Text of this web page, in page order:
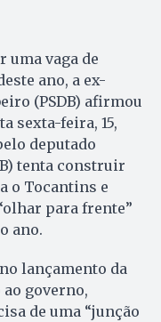
uma vaga de
ano, a ex-
(PSDB) afirmou
sexta-feira, 15,
deputado
tenta construir
o Tocantins e
para frente”
ano.
lançamento da
governo,
de uma “junção